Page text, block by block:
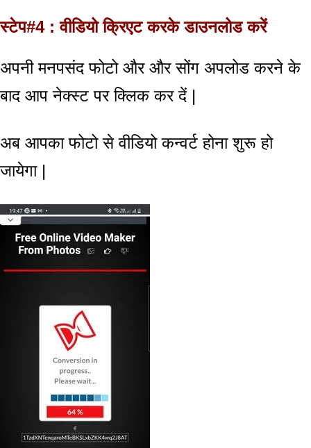
स्टेप#4 : वीडियो क्रिएट करके डाउनलोड करें
अपनी मनपसंद फोटो और और सोंग अपलोड करने के
बाद आप नेक्स्ट पर क्लिक कर दें |
अब आपका फोटो से वीडियो कन्वर्ट होना शुरू हो
जायेगा |